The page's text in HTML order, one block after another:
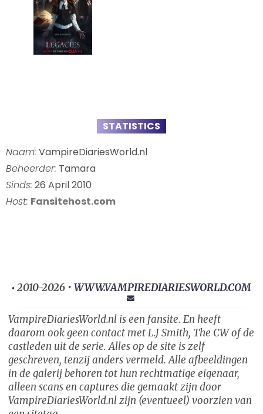
STATISTICS
Naam: VampireDiariesWorld.nl
Beheerder: Tamara
Sinds: 26 April 2010
Host: Fansitehost.com
• 2010-2026 • WWW.VAMPIREDIARIESWORLD.COM
VampireDiariesWorld.nl is een fansite. En heeft
daarom ook geen contact met L.J Smith, The CW of de
castleden uit de serie. Alles op de site is zelf
geschreven, tenzij anders vermeld. Alle afbeeldingen
in de galerij behoren tot hun rechtmatige eigenaar,
alleen scans en captures die gemaakt zijn door
VampireDiariesWorld.nl zijn (eventueel) voorzien van